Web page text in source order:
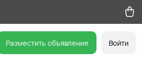
Разместить объявление Войти